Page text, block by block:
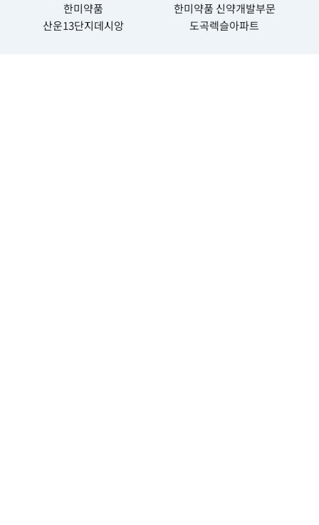
한미약품
산운13단지데시앙
한미약품 신약개발부문
도곡렉슬아파트